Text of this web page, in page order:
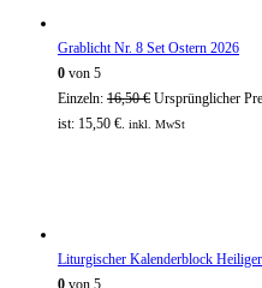
Grablicht Nr. 8 Set Ostern 2026
0 von 5
Einzeln: 16,50€ Ursprünglicher
ist: 15,50 €. inkl. MwSt
Liturgischer Kalenderblock
0 von 5